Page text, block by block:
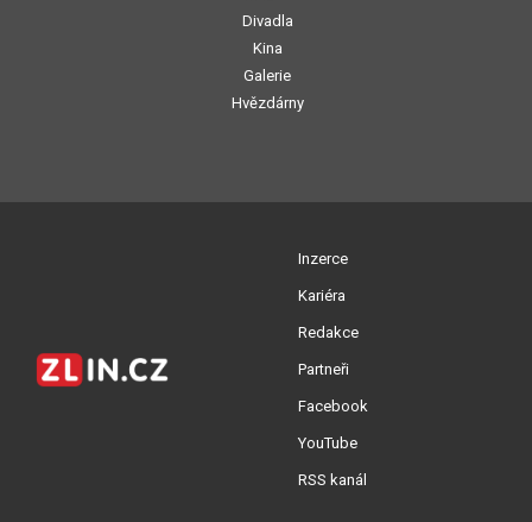
Divadla
Kina
Galerie
Hvězdárny
Inzerce
Kariéra
Redakce
Partneři
Facebook
YouTube
RSS kanál